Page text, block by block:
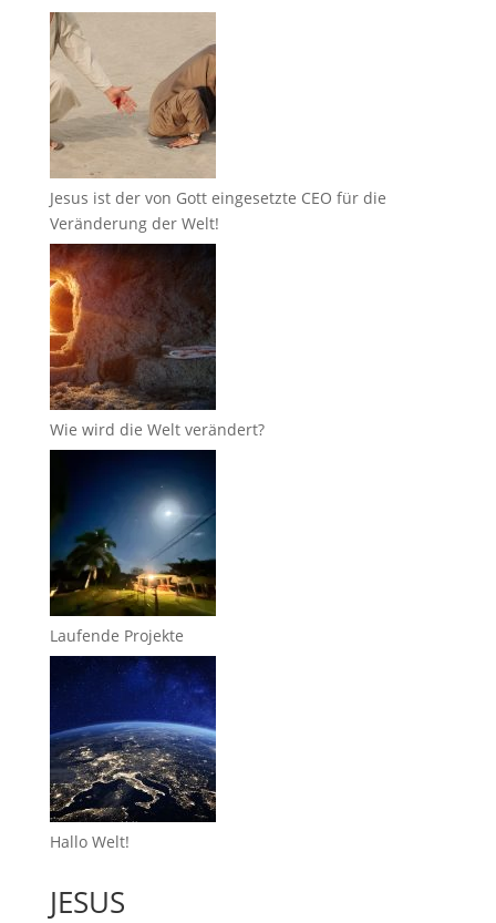
Jesus ist der von Gott eingesetzte CEO für die
Veränderung der Welt!
Wie wird die Welt verändert?
Laufende Projekte
Hallo Welt!
JESUS